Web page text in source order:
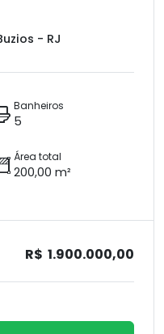
- RJ
Banheiros
5
Área total
200,00 m²
R$ 1.900.000,00